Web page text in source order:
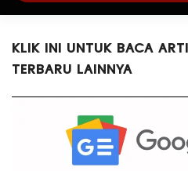
KLIK INI UNTUK BACA
TERBARU LAINNYA